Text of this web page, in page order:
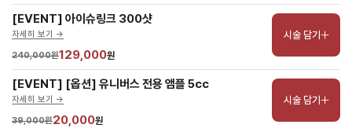
[EVENT] 아이슈링크 300샷
자세히 보기 ->
240,000원129,000원
시술 담기
[EVENT] [옵션] 유니버스 전용 앰플 5cc
자세히 보기 ->
39,000원20,000원
시술 담기